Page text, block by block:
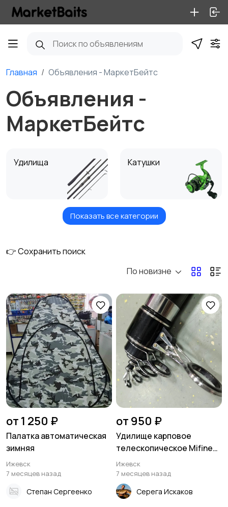
Главная Объявления - МаркетБейтс
Объявления -
МаркетБейтс
Удилища Катушки
Шнуры и лески
Экипировка Насадки и прикормки
Приманки
Ящики и Коробки для
рыбалки
Обувь и сапоги Одежда
Показать все категории
👉 Сохранить поиск
По новизне
от 1 250 ₽
Палатка автоматическая
зимняя
Ижевск
7 месяцев назад
Степан Сергеенко
от 950 ₽
Удилище карповое
телескопическое Mifine
Trovisso
Ижевск
7 месяцев назад
Серега Искаков